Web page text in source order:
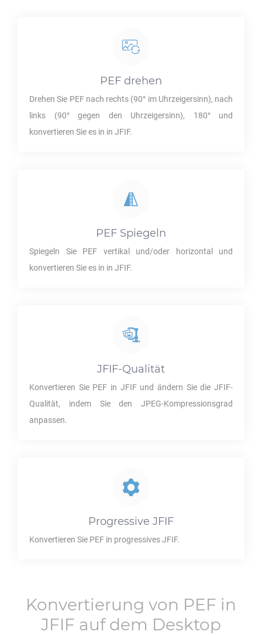
PEF drehen
Drehen Sie PEFnach rechts (90° im Uhrzeigersinn), nach
links (90° gegen den Uhrzeigersinn), 180° und
konvertieren Sie es in in JFIF.
PEF Spiegeln
Spiegeln Sie PEF vertikal und/oder horizontal und
konvertieren Sie es in in JFIF.
JFIF-Qualität
Konvertieren Sie PEF in JFIFund ändern Sie dieJFIF-
Qualität, indem Sie den JPEG-Kompressionsgrad
anpassen.
Progressive JFIF
Konvertieren Sie PEF in progressivesJFIF.
Konvertierung von PEF in
JFIF auf dem Desktop